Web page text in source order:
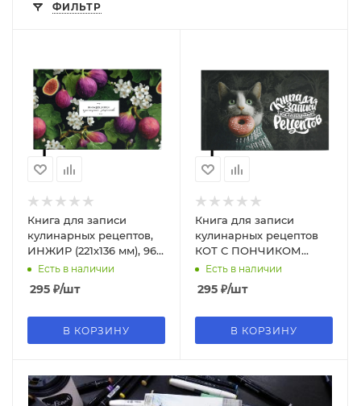
ФИЛЬТР
Книга для записи
кулинарных рецептов,
ИНЖИР (221х136 мм), 96
л, 71082
Есть в наличии
295 ₽/шт
В КОРЗИНУ
Книга для записи
кулинарных рецептов
КОТ С ПОНЧИКОМ
(221х136 мм), 96 л, 71084
Есть в наличии
295 ₽/шт
В КОРЗИНУ